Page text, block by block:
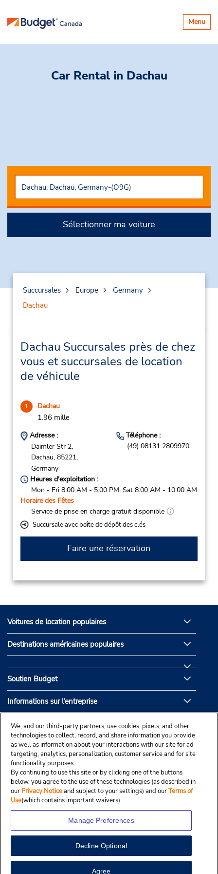
Basculer
la
Menu
Car Rental in Dachau
Sélectionner ma voiture
Succursales Europe
Germany
Dachau
View Map
Dachau Succursales près de chez
vous et succursales de location
de véhicule
1 Dachau
1.96 mille
Adresse :
Daimler Str 2,
Dachau, 85221,
Germany
Téléphone :
(49) 08131 2809970
Heures d'exploitation :
Mon - Fri 8:00 AM - 5:00 PM; Sat 8:00 AM - 10:00 AM
Horaire des Fêtes
Service de prise en charge gratuit disponible
Succursale avec boîte de dépôt des clés
Faire une réservation
Voitures de location populaires
Destinations américaines populaires
Soutien Budget
Informations sur l'entreprise
Partenaires de Budget
© Droit d’auteur, Budgetcar, Inc., 2025.
We, and our third-party partners, use cookies, pixels, and other
technologies to collect, record, and share information you provide
as well as information about your interactions with our site for ad
targeting, analytics, personalization, customer service and for site
functionality purposes.
By continuing to use this site or by clicking one of the buttons
below, you agree to the use of these technologies (as described in
our Privacy Noticeand subject to your settings) and ourTerms of
Use(which contains important waivers).
Manage Preferences
Decline Optional
Agree